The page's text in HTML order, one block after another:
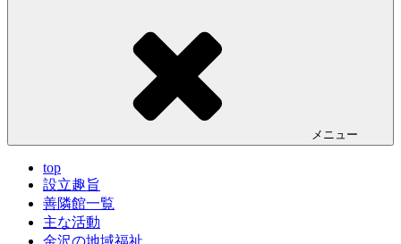
メニュー
top
設立趣旨
善隣館一覧
主な活動
金沢の地域福祉